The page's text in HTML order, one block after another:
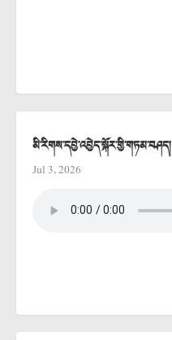
མི་རིགས་དབྱེ་འབྱེད་སྐོར་གྱི་གཏམ་བཤད།
Jul 3, 2026